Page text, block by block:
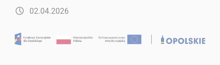
02.04.2026